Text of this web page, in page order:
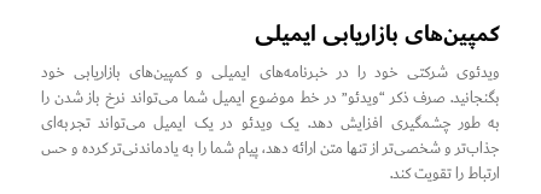
کمپین‌های بازاریابی ایمیلی
ویدئوی شرکتی خود را در خبرنامه‌های ایمیلی و کمپین‌های بازاریابی خود
بگنجانید. صرف ذکر “ویدئو” در خط موضوع ایمیل شما می‌تواند نرخ باز شدن را
به طور چشمگیری افزایش دهد. یک ویدئو در یک ایمیل می‌تواند تجربه‌ای
جذاب‌تر و شخصی‌تر از تنها متن ارائه دهد، پیام شما را به یادماندنی‌تر کرده و حس
ارتباط را تقویت کند.